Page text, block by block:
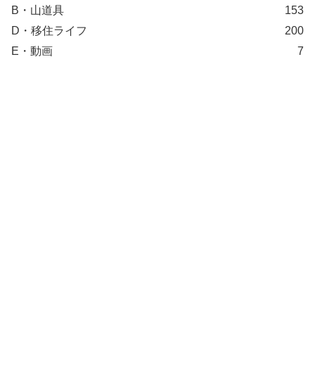
B・山道具
153
D・移住ライフ
200
E・動画
7